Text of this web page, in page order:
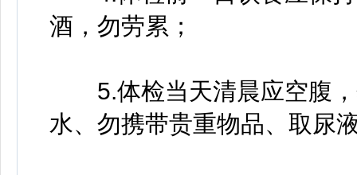
酒，勿劳累；
5.体检当天清晨应空腹，
水、勿携带贵重物品、取尿